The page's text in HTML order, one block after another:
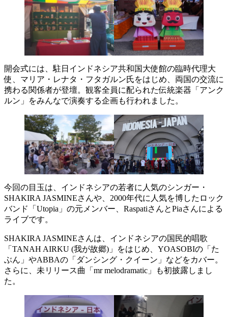
開会式には、駐日インドネシア共和国大使館の臨時代理大
使、マリア・レナタ・フタガルン氏をはじめ、両国の交流に
携わる関係者が登壇。観客全員に配られた伝統楽器「アンク
ルン」をみんなで演奏する企画も行われました。
今回の目玉は、インドネシアの若者に人気のシンガー・
SHAKIRA JASMINEさんや、2000年代に人気を博したロック
バンド「Utopia」の元メンバー、RaspatiさんとPiaさんによる
ライブです。
SHAKIRA JASMINEさんは、インドネシアの国民的唱歌
「TANAH AIRKU (我が故郷)」をはじめ、YOASOBIの「た
ぶん」やABBAの「ダンシング・クイーン」などをカバー。
さらに、未リリース曲「mr melodramatic」も初披露しまし
た。